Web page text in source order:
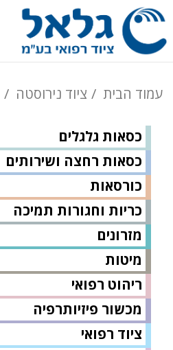
עמוד הבית ציוד נירוסטה
כסאות גלגלים
כסאות רחצה ושירותים
כורסאות
כריות וחגורות תמיכה
מזרונים
מיטות
ריהוט רפואי
מכשור פיזיותרפיה
ציוד רפואי